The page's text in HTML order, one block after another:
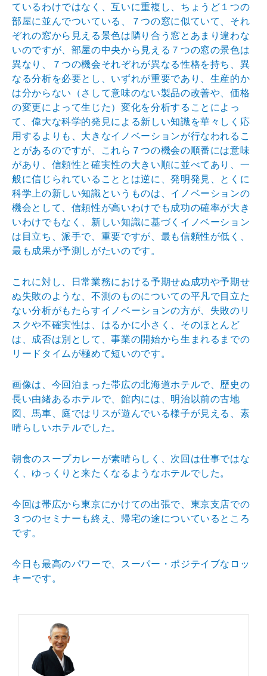
ているわけではなく、互いに重複し、ちょうど１つの
部屋に並んでついている、７つの窓に似ていて、それ
ぞれの窓から見える景色は隣り合う窓とあまり違わな
いのですが、部屋の中央から見える７つの窓の景色は
異なり、７つの機会それぞれが異なる性格を持ち、異
なる分析を必要とし、いずれが重要であり、生産的か
は分からない（さして意味のない製品の改善や、価格
の変更によって生じた）変化を分析することによっ
て、偉大な科学的発見による新しい知識を華々しく応
用するよりも、大きなイノベーションが行なわれるこ
とがあるのですが、これら７つの機会の順番には意味
があり、信頼性と確実性の大きい順に並べてあり、一
般に信じられていることとは逆に、発明発見、とくに
科学上の新しい知識というものは、イノベーションの
機会として、信頼性が高いわけでも成功の確率が大き
いわけでもなく、新しい知識に基づくイノベーション
は目立ち、派手で、重要ですが、最も信頼性が低く、
最も成果が予測しがたいのです。
これに対し、日常業務における予期せぬ成功や予期せ
ぬ失敗のような、不測のものについての平凡で目立た
ない分析がもたらすイノベーションの方が、失敗のリ
スクや不確実性は、はるかに小さく、そのほとんど
は、成否は別として、事業の開始から生まれるまでの
リードタイムが極めて短いのです。
画像は、今回泊まった帯広の北海道ホテルで、歴史の
長い由緒あるホテルで、館内には、明治以前の古地
図、馬車、庭ではリスが遊んでいる様子が見える、素
晴らしいホテルでした。
朝食のスープカレーが素晴らしく、次回は仕事ではな
く、ゆっくりと来たくなるようなホテルでした。
今回は帯広から東京にかけての出張で、東京支店での
３つのセミナーも終え、帰宅の途についているところ
です。
今日も最高のパワーで、スーパー・ポジテイブなロッ
キーです。